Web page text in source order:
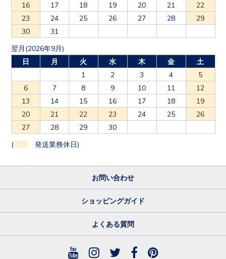
16
17 18 19 20 21
22
23
24 25 26 27 28
29
30
31
翌月(2026年9月)
日
月 火 水 木 金
土
1
2 3 4
5
6
7 8 9 10 11
12
13
14 15 16 17 18
19
20
21 22 23 24 25
26
27
28 29 30
( 発送業務休日)
お問い合わせ
ショッピングガイド
よくある質問